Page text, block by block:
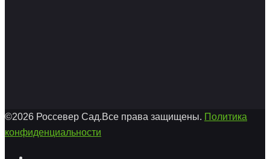
©2026 Россевер Сад.Все права защищены. Политика
конфиденциальности